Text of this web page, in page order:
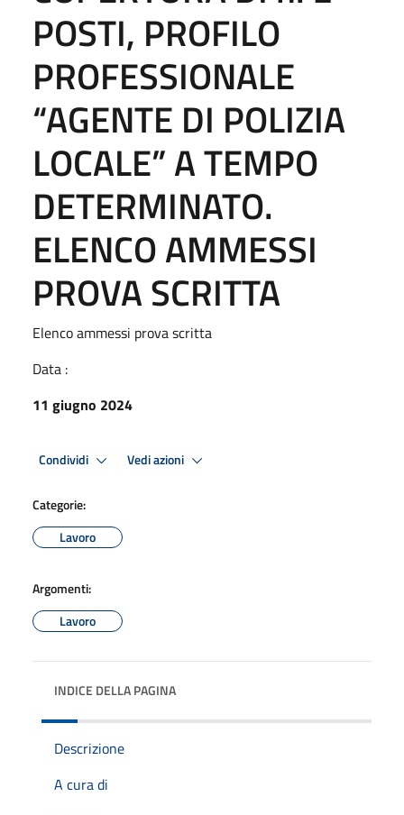
POSTI, PROFILO
PROFESSIONALE
“AGENTE DI POLIZIA
LOCALE” A TEMPO
DETERMINATO.
ELENCO AMMESSI
PROVA SCRITTA
Elenco ammessi prova scritta
Data :
11 giugno 2024
Condividi Vedi azioni
Categorie:
Lavoro
Argomenti:
Lavoro
INDICE DELLA PAGINA
Descrizione
A cura di